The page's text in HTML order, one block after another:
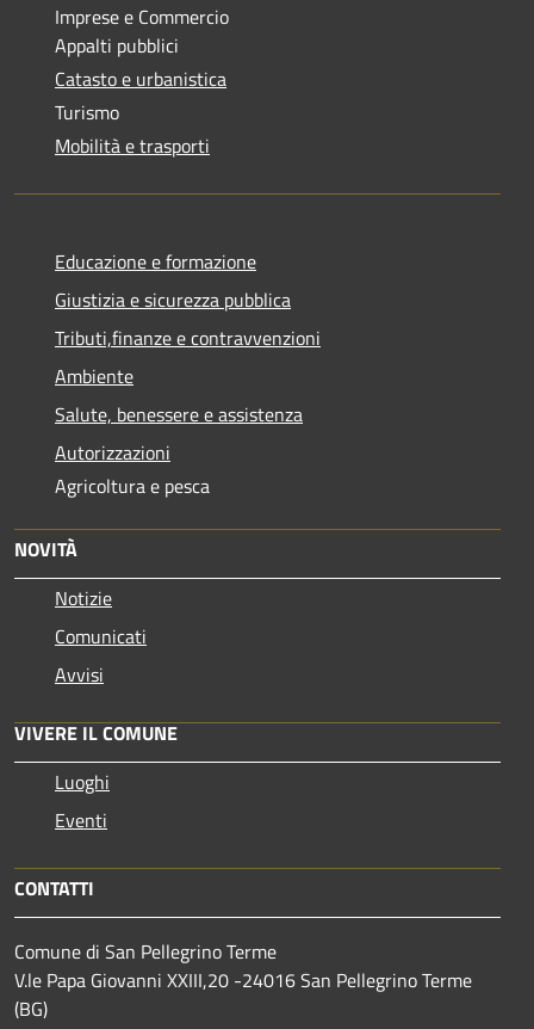
Imprese e Commercio
Appalti pubblici
Catasto e urbanistica
Turismo
Mobilità e trasporti
Educazione e formazione
Giustizia e sicurezza pubblica
Tributi,finanze e contravvenzioni
Ambiente
Salute, benessere e assistenza
Autorizzazioni
Agricoltura e pesca
NOVITÀ
Notizie
Comunicati
Avvisi
VIVERE IL COMUNE
Luoghi
Eventi
CONTATTI
Comune di San Pellegrino Terme
V.le Papa Giovanni XXIII,20 -24016 San Pellegrino Terme
(BG)